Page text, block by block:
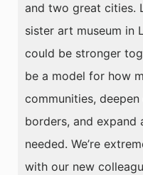
and two great cities.
sister art museum in
could be stronger
be a model for how
communities,
borders, and
needed. We’re
with our new